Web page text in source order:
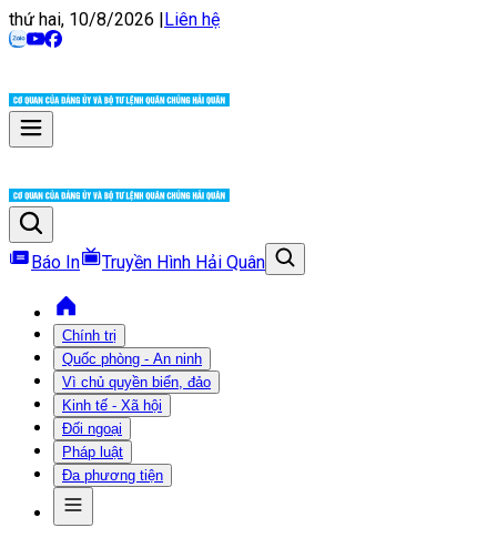
thứ hai, 10/8/2026 |Liên hệ
Báo In Truyền Hình Hải Quân
Chính trị
Quốc phòng - An ninh
Vì chủ quyền biển, đảo
Kinh tế - Xã hội
Đối ngoại
Pháp luật
Đa phương tiện